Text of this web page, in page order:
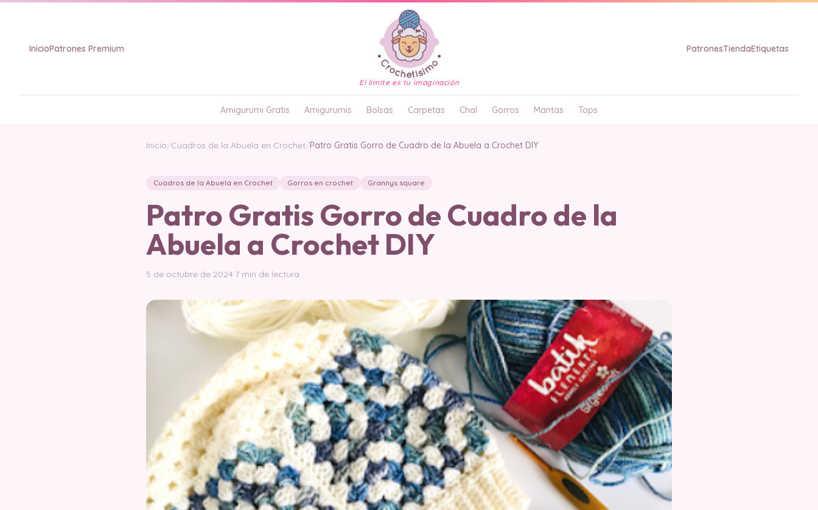
InicioPatrones Premium
El límite es tu imaginación
PatronesTiendaEtiquetas
Amigurumi Gratis Amigurumis Bolsas Carpetas Chal Gorros Mantas Tops
Inicio/Cuadros de la Abuela en Crochet/Patro Gratis Gorro de Cuadro de la Abuela a Crochet DIY
Cuadros de la Abuela en Crochet Gorros en crochet Grannys square
Patro Gratis Gorro de Cuadro de la
Abuela a Crochet DIY
5 de octubre de 2024·7 min de lectura